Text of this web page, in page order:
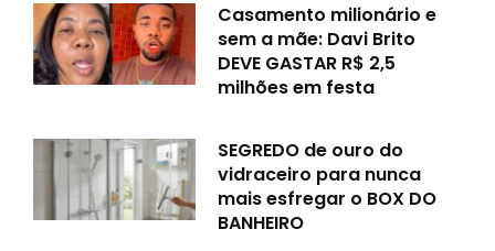
Casamento milionário e
sem a mãe: Davi Brito
DEVE GASTAR R$ 2,5
milhões em festa
SEGREDO de ouro do
vidraceiro para nunca
mais esfregar o BOX DO
BANHEIRO